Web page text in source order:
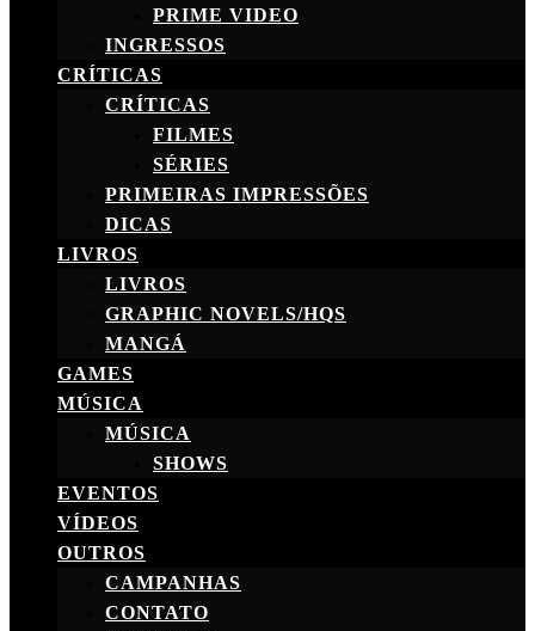
PRIME VIDEO
INGRESSOS
CRÍTICAS
CRÍTICAS
FILMES
SÉRIES
PRIMEIRAS IMPRESSÕES
DICAS
LIVROS
LIVROS
GRAPHIC NOVELS/HQS
MANGÁ
GAMES
MÚSICA
MÚSICA
SHOWS
EVENTOS
VÍDEOS
OUTROS
CAMPANHAS
CONTATO